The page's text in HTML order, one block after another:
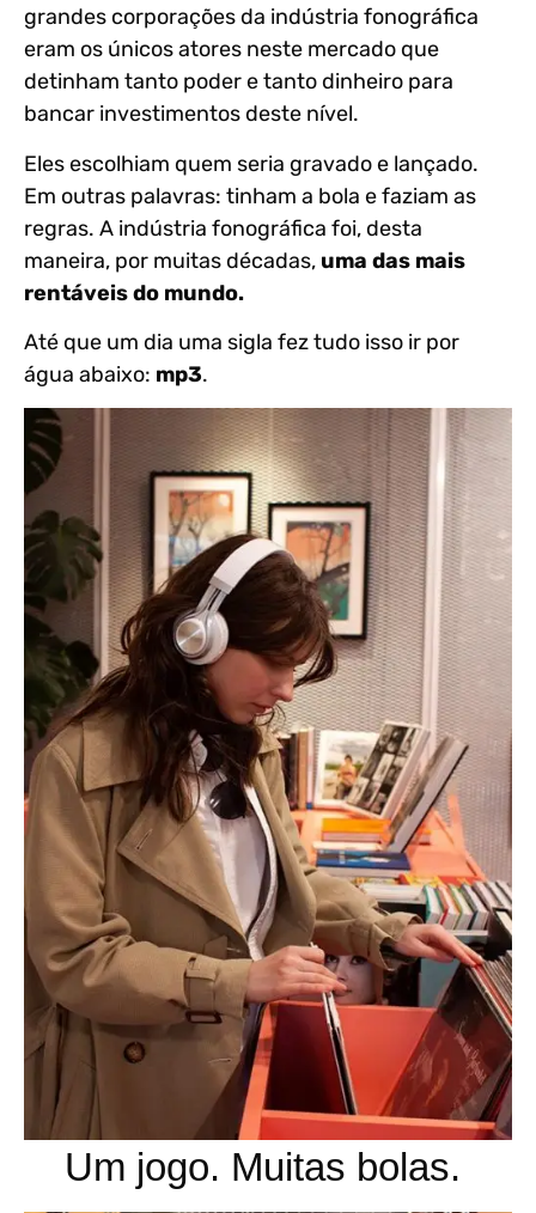
grandes corporações da indústria fonográfica
eram os únicos atores neste mercado que
detinham tanto poder e tanto dinheiro para
bancar investimentos deste nível.
Eles escolhiam quem seria gravado e lançado.
Em outras palavras: tinham a bola e faziam as
regras. A indústria fonográfica foi, desta
maneira, por muitas décadas, uma das mais
rentáveis do mundo.
Até que um dia uma sigla fez tudo isso ir por
água abaixo: mp3.
Um jogo. Muitas bolas.